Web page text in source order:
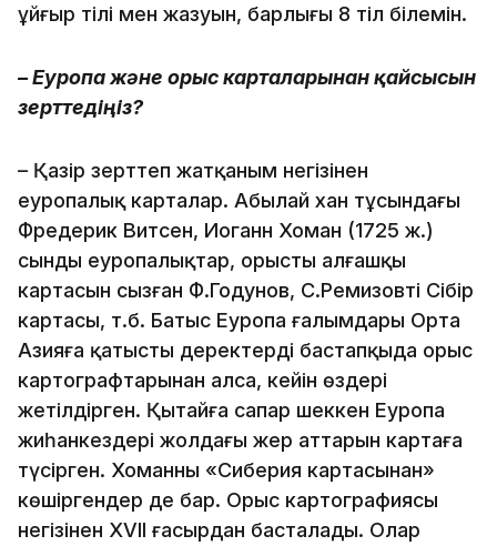
ұйғыр тілі мен жазуын, барлығы 8 тіл білемін.
– Еуропа және орыс карталарынан қайсысын
зерттедіңіз?
– Қазір зерттеп жатқаным негізінен
еуропалық карталар. Абылай хан тұсындағы
Фредерик Витсен, Иоганн Хоман (1725 ж.)
сынды еуропалықтар, орыстың алғашқы
картасын сызған Ф.Годунов, С.Ремизовтің Сібір
картасы, т.б. Батыс Еуропа ғалымдары Орта
Азияға қатысты деректерді бастапқыда орыс
картографтарынан алса, кейін өздері
жетілдірген. Қытайға сапар шеккен Еуропа
жиһанкездері жолдағы жер аттарын картаға
түсірген. Хоманның «Сиберия картасынан»
көшіргендер де бар. Орыс картографиясы
негізінен XVІІ ғасырдан басталады. Олар